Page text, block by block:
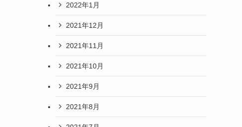
2022年1月
2021年12月
2021年11月
2021年10月
2021年9月
2021年8月